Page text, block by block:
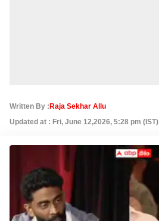
Written By : Raja Sekhar Allu
Updated at : Fri, June 12,2026, 5:28 pm (IST)